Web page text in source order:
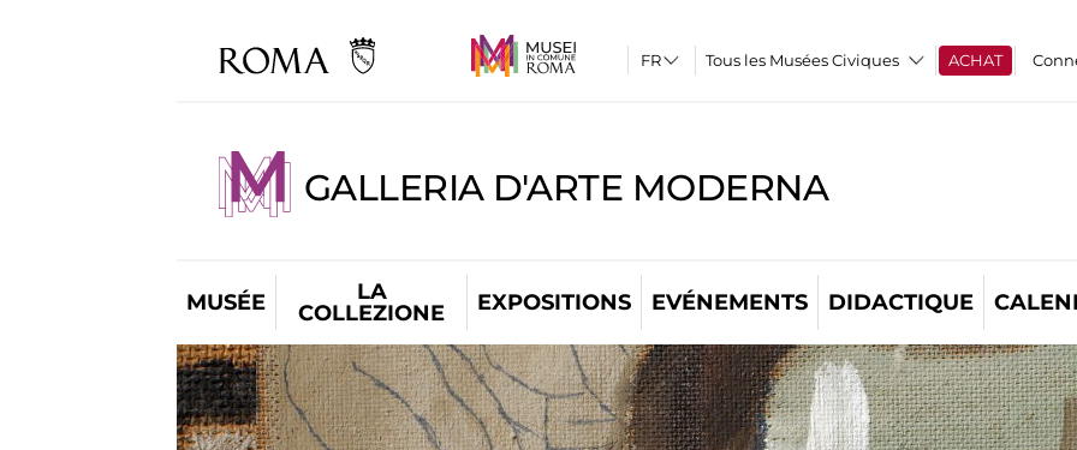
Tous les Musées Civiques ACHAT
GALLERIA D'ARTE MODERNA
MUSÉE
LA
COLLEZIONE
EXPOSITIONS EVÉNEMENTS DIDACTIQUE